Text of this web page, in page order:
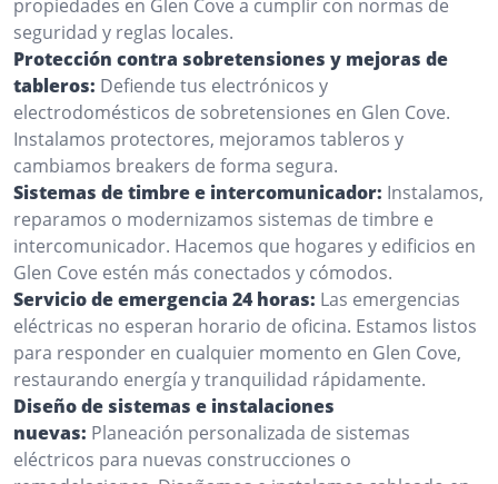
propiedades en Glen Cove a cumplir con normas de
seguridad y reglas locales.
Protección contra sobretensiones y mejoras de
tableros: Defiende tus electrónicos y
electrodomésticos de sobretensiones en Glen Cove.
Instalamos protectores, mejoramos tableros y
cambiamos breakers de forma segura.
Sistemas de timbre e intercomunicador: Instalamos,
reparamos o modernizamos sistemas de timbre e
intercomunicador. Hacemos que hogares y edificios en
Glen Cove estén más conectados y cómodos.
Servicio de emergencia 24 horas: Las emergencias
eléctricas no esperan horario de oficina. Estamos listos
para responder en cualquier momento en Glen Cove,
restaurando energía y tranquilidad rápidamente.
Diseño de sistemas e instalaciones
nuevas: Planeación personalizada de sistemas
eléctricos para nuevas construcciones o